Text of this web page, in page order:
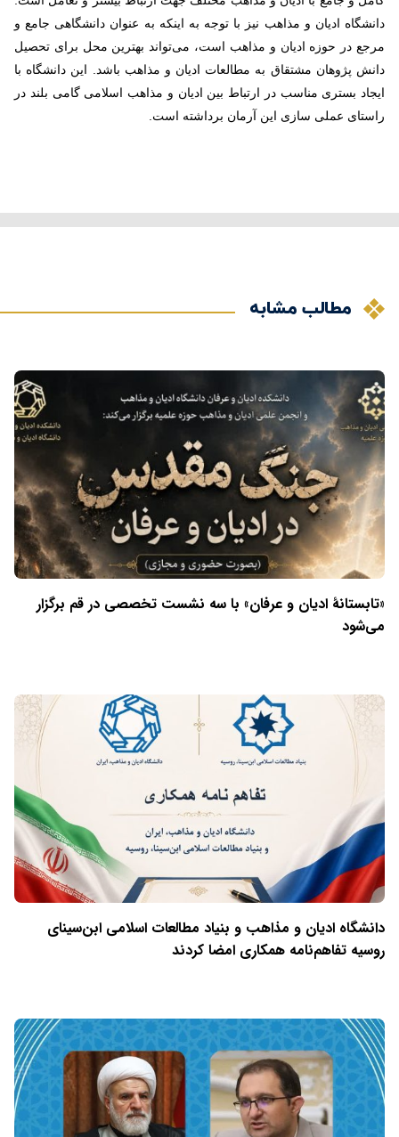
دانشگاه ادیان و مذاهب نیز با توجه به اینکه به عنوان دانشگاهی جامع و
مرجع در حوزه ادیان و مذاهب است، می‌تواند بهترین محل برای تحصیل
دانش پژوهان مشتقاق به مطالعات ادیان و مذاهب باشد. این دانشگاه با
ایجاد بستری مناسب در ارتباط بین ادیان و مذاهب اسلامی گامی بلند در
راستای عملی سازی این آرمان برداشته است.
مطالب مشابه
«تابستانهٔ ادیان و عرفان» با سه نشست تخصصی در قم برگزار
می‌شود
دانشگاه ادیان و مذاهب و بنیاد مطالعات اسلامی ابن‌سینای
روسیه تفاهم‌نامه همکاری امضا کردند